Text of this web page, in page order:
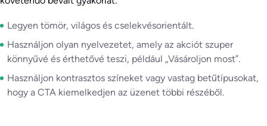
Legyen tömör, világos és cselekvésorientált.
Használjon olyan nyelvezetet, amely az akciót szuper
könnyűvé és érthetővé teszi, például „Vásároljon most”.
Használjon kontrasztos színeket vagy vastag betűtípusokat,
hogy a CTA kiemelkedjen az üzenet többi részéből.